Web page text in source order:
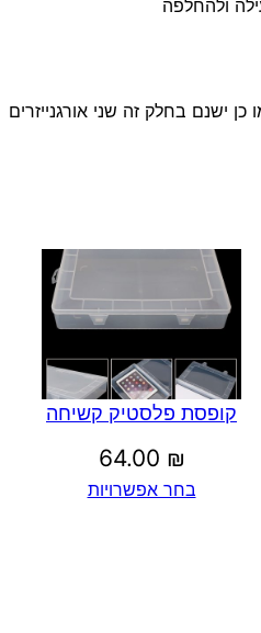
ולהחלפה
ישנם בחלק זה שני אורגנייזרים
קופסת פלסטיק קשיחה
64.00 ₪
בחר אפשרויות